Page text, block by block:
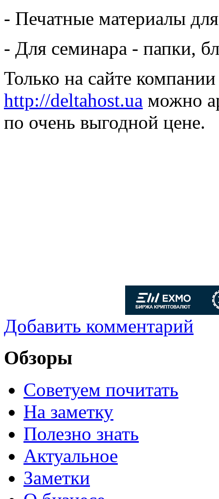
- Печатные материалы
- Для семинара - папки,
Только на сайте
http://deltahost.ua можно
по очень выгодной цене.
Добавить комментарий
Обзоры
Советуем почитать
На заметку
Полезно знать
Актуальное
Заметки